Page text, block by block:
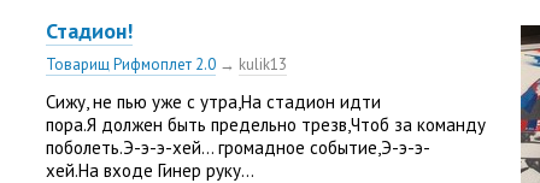
Стадион!
Товарищ Рифмоплет 2.0 → kulik13
Сижу, не пью уже с утра,На стадион идти
пора.Я должен быть предельно трезв,Чтоб за команду
поболеть.Э-э-э-хей… громадное событие,Э-э-э-
хей.На входе Гинер руку...